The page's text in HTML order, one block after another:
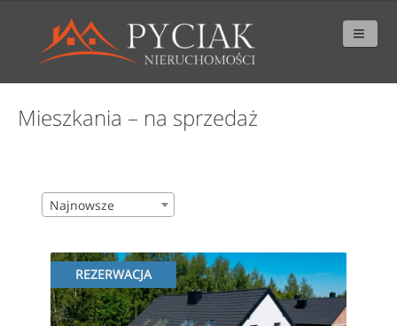
Mieszkania – na sprzedaż
Najnowsze
REZERWACJA